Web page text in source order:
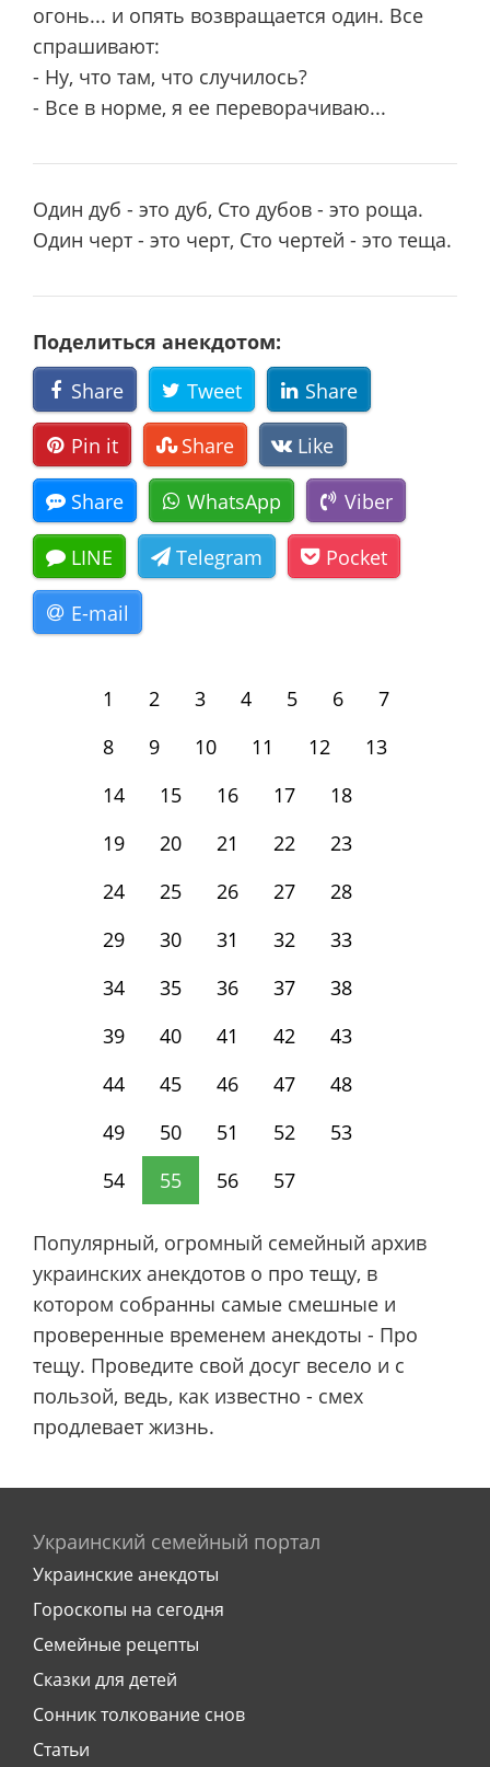
огонь... и опять возвращается один. Все
спрашивают:
- Ну, что там, что случилось?
- Все в норме, я ее переворачиваю...
Один дуб - это дуб, Сто дубов - это роща.
Один черт - это черт, Сто чертей - это теща.
Поделиться анекдотом:
Share
Tweet Share
Pin it Share Like
Share WhatsApp Viber
LINE Telegram Pocket
E-mail
1 2 3 4 5 6
7
8
9 10 11 12
13
14
15 16 17
18
19
20 21 22
23
24
25 26 27
28
29
30 31 32
33
34
35 36 37
38
39
40 41 42
43
44
45 46 47
48
49
50 51 52
53
54
55 56 57
Популярный, огромный семейный архив
украинских анекдотов о про тещу, в
котором собранны самые смешные и
проверенные временем анекдоты - Про
тещу. Проведите свой досуг весело и с
пользой, ведь, как известно - смех
продлевает жизнь.
Украинский семейный портал
Украинские анекдоты
Гороскопы на сегодня
Семейные рецепты
Сказки для детей
Сонник толкование снов
Статьи